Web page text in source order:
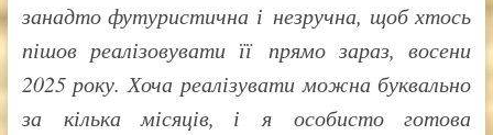
занадто футуристична і незручна, щоб хтось
пішов реалізовувати її прямо зараз, восени
2025 року. Хоча реалізувати можна буквально
за кілька місяців, і я особисто готова